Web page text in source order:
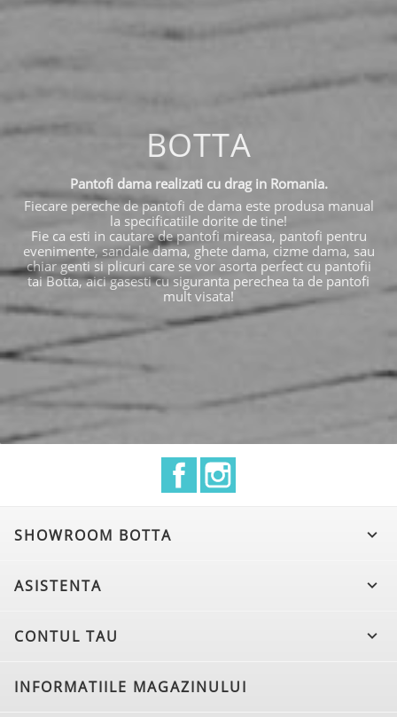
BOTTA
Pantofi dama realizati cu drag in Romania.
Fiecare pereche de pantofi de dama este produsa manual
la specificatiile dorite de tine!
Fie ca esti in cautare de pantofi mireasa, pantofi pentru
evenimente, sandale dama, ghete dama, cizme dama, sau
chiar genti si plicuri care se vor asorta perfect cu pantofii
tai Botta, aici gasesti cu siguranta perechea ta de pantofi
mult visata!
Facebook
SHOWROOM BOTTA 
ASISTENTA 
CONTUL TAU 
INFORMATIILE MAGAZINULUI